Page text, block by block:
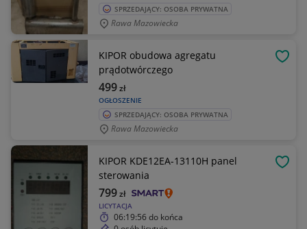
SPRZEDAJĄCY: OSOBA PRYWATNA
Rawa Mazowiecka
KIPOR obudowa agregatu
prądotwórczego
OGŁOSZENIE
499zł
SPRZEDAJĄCY: OSOBA PRYWATNA
Rawa Mazowiecka
KIPOR KDE12EA-13110H panel
sterowania
LICYTACJA
799zł
06:19:56do końca